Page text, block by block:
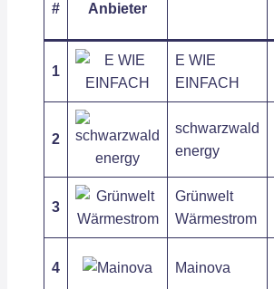
# Anbieter
1
E WIE
EINFACH
2
schwarzwald
energy
3
Grünwelt
Wärmestrom
4 Mainova